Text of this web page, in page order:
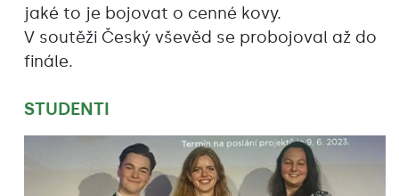
jaké to je bojovat o cenné kovy.
V soutěži Český vševěd se probojoval až do
finále.
STUDENTI